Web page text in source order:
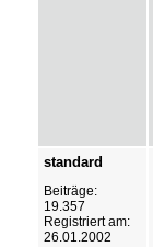
standard
Beiträge:
19.357
Registriert am:
26.01.2002